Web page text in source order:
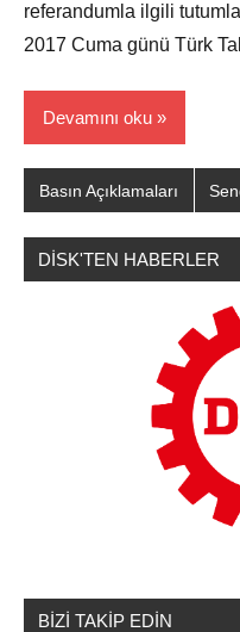
referandumla ilgili
2017 Cuma günü Türk
Devamını oku
Basın Açıklamaları
DİSK'TEN HABERLER
BİZİ TAKİP EDİN